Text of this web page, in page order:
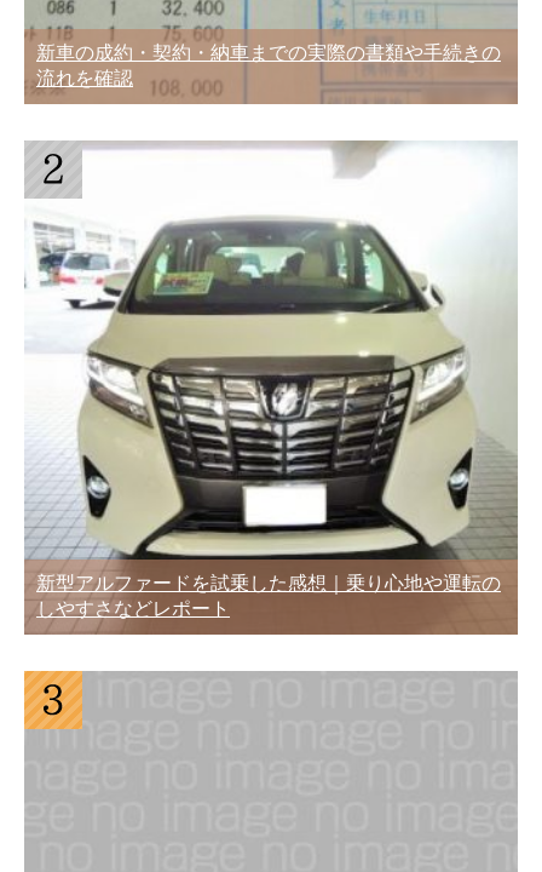
新車の成約・契約・納車までの実際の書類や手続きの
流れを確認
新型アルファードを試乗した感想｜乗り心地や運転の
しやすさなどレポート